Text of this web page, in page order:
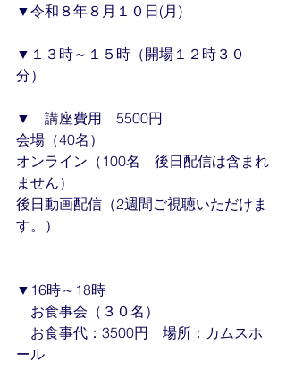
▼令和８年８月１０日(月)
▼１３時～１５時（開場１２時３０
分）
▼　講座費用　5500円
会場（40名）
オンライン（100名　後日配信は含まれ
ません）
後日動画配信（2週間ご視聴いただけま
す。）
▼16時～18時
お食事会（３０名）
お食事代：3500円　場所：カムスホ
ール